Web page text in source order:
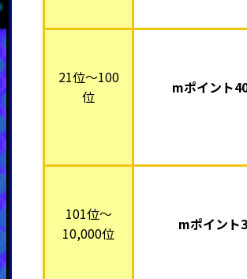
21位～100
位
mポイント
101位～
10,000位
mポイント